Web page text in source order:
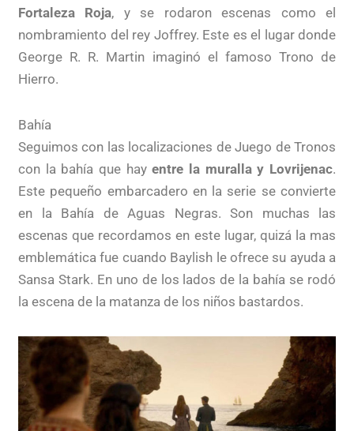
Fortaleza Roja, y se rodaron escenas como el
nombramiento del rey Joffrey. Este es el lugar donde
George R. R. Martin imaginó el famoso Trono de
Hierro.
Bahía
Seguimos con las localizaciones de Juego de Tronos
con la bahía que hayentre la muralla y Lovrijenac.
Este pequeño embarcadero en la serie se convierte
en la Bahía de Aguas Negras. Son muchas las
escenas que recordamos en este lugar, quizá la mas
emblemática fue cuando Baylish le ofrece su ayuda a
Sansa Stark. En uno de los lados de la bahía se rodó
la escena de la matanza de los niños bastardos.